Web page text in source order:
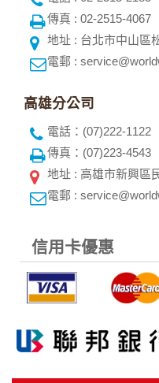
網頁，除非您願意告知您
將此項記錄和您對應。請
商，或與連結本網站，也
提供的個人資訊，這些廣
保護政策，其資料處理措
本網站將在事前或註冊登錄
本公司發送，也會在該資
收這些資料或電子郵件的方
資料使用:
本公司不會向任何人出售
1.遵守法令或政府機關的
南。
2.為了保護使用者個人隱
向警政單位提出告訴，我
有相關資料，以協助調查
傳真 : 02-2515-4067
地址 : 台北市中山區
電郵 :
高雄分公司
電話：(07)222-1122
傳真：(07)223-4543
地址 : 高雄市新興區
電郵 :
信用卡優惠